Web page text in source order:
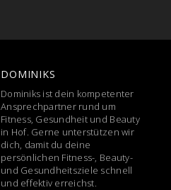
DOMINIKS
Dominiks ist dein kompetenter
Ansprechpartner rund um
Fitness, Gesundheit und Beauty
in Hof. Gerne unterstützen wir
dich, damit du deine
persönlichen Fitness-, Beauty-
und Gesundheitsziele schnell
und effektiv erreichst.